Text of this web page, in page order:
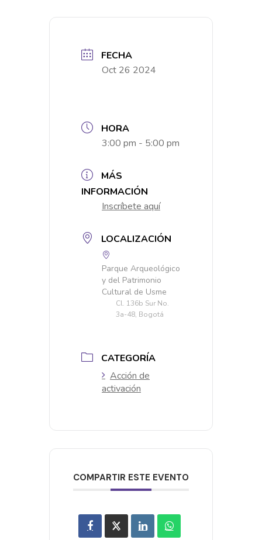
FECHA
Oct 26 2024
HORA
3:00 pm - 5:00 pm
MÁS
INFORMACIÓN
Inscríbete aquí
LOCALIZACIÓN
Parque Arqueológico
y del Patrimonio
Cultural de Usme
Cl. 136b Sur No.
3a-48, Bogotá
CATEGORÍA
Acción de
activación
COMPARTIR ESTE EVENTO